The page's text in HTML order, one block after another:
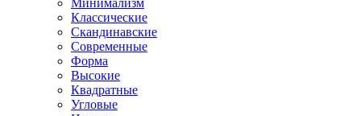
Минимализм
Классические
Скандинавские
Современные
Форма
Высокие
Квадратные
Угловые